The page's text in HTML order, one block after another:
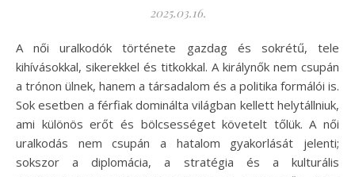
2025.03.16.
A női uralkodók története gazdag és sokrétű, tele
kihívásokkal, sikerekkel és titkokkal. A királynők nem csupán
a trónon ülnek, hanem a társadalom és a politika formálói is.
Sok esetben a férfiak dominálta világban kellett helytállniuk,
ami különös erőt és bölcsességet követelt tőlük. A női
uralkodás nem csupán a hatalom gyakorlását jelenti;
sokszor a diplomácia, a stratégia és a kulturális